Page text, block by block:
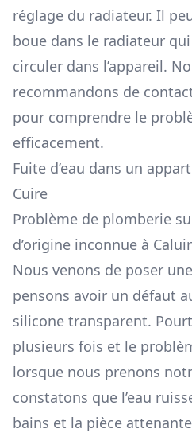
réglage du radiateur. Il
boue dans le radiateur qui
circuler dans l’appareil.
recommandons de
pour comprendre le
efficacement.
Fuite d’eau dans un
Cuire
Problème de plomberie
d’origine inconnue à
Nous venons de poser
pensons avoir un défaut
silicone transparent.
plusieurs fois et le
lorsque nous prenons
constatons que l’eau
bains et la pièce